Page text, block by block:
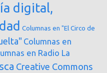
digital,
Columnas en "El Circo de
Columnas en
en Radio La
Creative Commons